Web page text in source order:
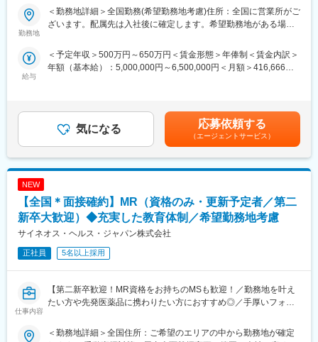
CSOは本部のバックアップ体制が何より重要です。1人のプロジ
ェクトマネージャーが管理する営業は約20名程度であり、相談事
も可能です。また、クライアント・社内評価に基いた明確な評価
制度により、キャリアや年収アップに向けた目標を定めやすい環
■基本的に稼働率は100%：常時、待機期間が発生することが無い
よう隙間なくアサインをしています。これも比較的少数規模に抑
えて運営を行っているからこそ実現ができていることであり、強
みの部分です。
【はじめに】
大手CSO、EPファーマラインでは医療機器営業においてベテラン
の方を募集いたします！
方が可能です。
主に医療機器メーカーを早期退職したメンバー、介護などで短期
【業務内容】
入社後は配属前研修を受けたのち、当社クライアントである医療
機器メーカーへ配属されます。
行っていただくお仕事は、医療機器メーカーとして製品のシェア
医療機器営業時代に培った経験をそのまま活かしていただきま
す。
今までのご経験を活かせるプロジェクトをご提案いたします。
【EPファーマラインでキャリアを築くメリット】
■入社後も強力なバックアップが受けられます！
業界のご経験があっても、会社が異なれば「当たり前」も異なり
ます。
1人のプロジェクトマネージャーが管理する営業は約20名程度で
勤務地
＜勤務地詳細＞全国勤務(希望勤務地考慮)住所：全国に営業所がご
ざいます。配属先は入社後に確定します。希望勤務地がある場合
ます。）変更の範囲：会社の定める事業所
給与
＜予定年収＞500万円～650万円＜賃金形態＞年俸制＜賃金内訳＞
年額（基本給）：5,000,000円～6,500,000円＜月額＞416,666円
気になる 応募依頼する
（エージェントサービス）
NEW
【全国＊面接確約】MR（資格のみ・更新予定者／第二
新卒大歓迎）◆充実した教育体制／希望勤務地考慮
サイネオス・ヘルス・ジャパン株式会社
正社員 5名以上採用
仕事内容
【第二新卒歓迎！MR資格をお持ちのMSも歓迎！／勤務地を叶え
たい方や先発医薬品に携わりたい方におすすめ◎／手厚いフォロ
＜勤務地詳細＞全国住所：ご希望のエリアの中から勤務地が確定